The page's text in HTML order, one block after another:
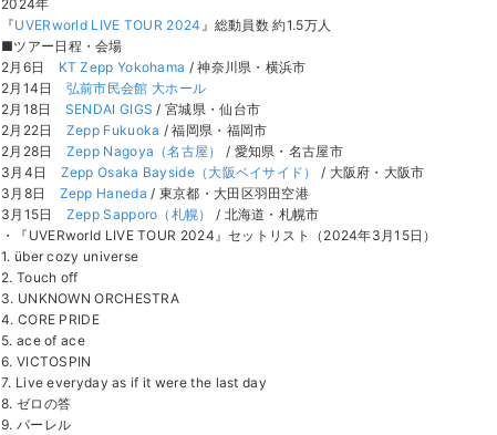
2024年
『UVERworld LIVE TOUR 2024 』総動員数 約1.5万人
■ツアー日程・会場
2月6日 KT Zepp Yokohama / 神奈川県・横浜市
2月14日 弘前市民会館 大ホール
2月18日 SENDAI GIGS / 宮城県・仙台市
2月22日 Zepp Fukuoka / 福岡県・福岡市
2月28日 Zepp Nagoya（名古屋）
/ 愛知県・名古屋市
3月4日 Zepp Osaka Bayside（大阪ベイサイド）
/ 大阪府・大阪市
3月8日 Zepp Haneda / 東京都・大田区羽田空港
3月15日 Zepp Sapporo（札幌）
/ 北海道・札幌市
・『UVERworld LIVE TOUR 2024』セットリスト（2024年3月15日）
1. über cozy universe
2. Touch off
3. UNKNOWN ORCHESTRA
4. CORE PRIDE
5. ace of ace
6. VICTOSPIN
7. Live everyday as if it were the last day
8. ゼロの答
9. バーレル